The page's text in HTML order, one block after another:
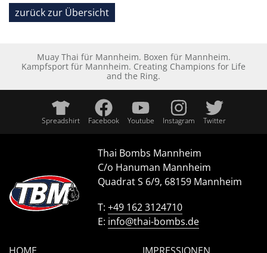
zurück zur Übersicht
Muay Thai für Mannheim. Boxen für Mannheim.
Kampfsport für Mannheim. Creating Champions for Life
and the Ring.
Spreadshirt Facebook Youtube Instagram Twitter
Thai Bombs Mannheim
C/o Hanuman Mannheim
Quadrat S 6/9, 68159 Mannheim
T:+49 162 3124710
E: info@thai-bombs.de
HOME IMPRESSIONEN